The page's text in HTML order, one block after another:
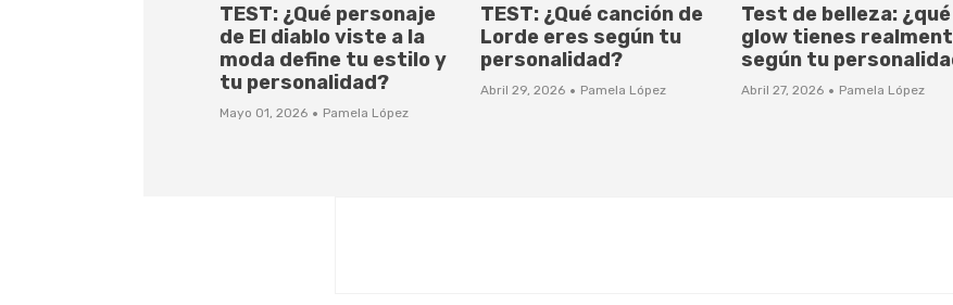
TEST: ¿Qué personaje
de El diablo viste a la
moda define tu estilo y
tu personalidad?
Mayo 01, 2026 · Pamela López
TEST: ¿Qué canción de
Lorde eres según tu
personalidad?
Abril 29, 2026 · Pamela López
Test de belleza: ¿qué
glow tienes
según tu
Abril 27, 2026 · Pamela López